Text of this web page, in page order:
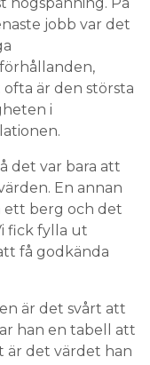
högspänning. På
jobb var det
är den största
i
det var bara att
En annan
ett berg och det
fick fylla ut
få godkända
är det svårt att
han en tabell att
är det värdet han